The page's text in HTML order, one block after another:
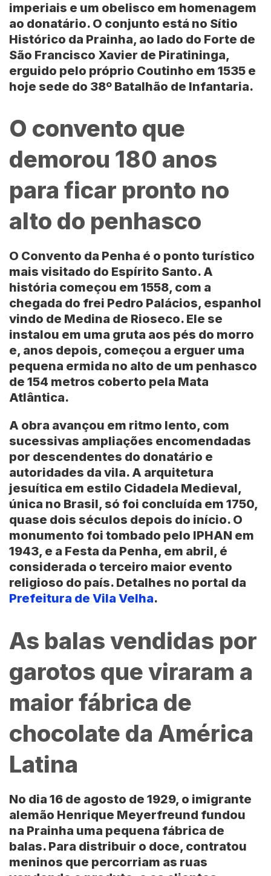
imperiais e um obelisco em homenagem
ao donatário. O conjunto está no Sítio
Histórico da Prainha, ao lado do Forte de
São Francisco Xavier de Piratininga,
erguido pelo próprio Coutinho em 1535 e
hoje sede do 38º Batalhão de Infantaria.
O convento que
demorou 180 anos
para ficar pronto no
alto do penhasco
O Convento da Penha é o ponto turístico
mais visitado do Espírito Santo. A
história começou em 1558, com a
chegada do frei Pedro Palácios, espanhol
vindo de Medina de Rioseco. Ele se
instalou em uma gruta aos pés do morro
e, anos depois, começou a erguer uma
pequena ermida no alto de um penhasco
de 154 metros coberto pela Mata
Atlântica.
A obra avançou em ritmo lento, com
sucessivas ampliações encomendadas
por descendentes do donatário e
autoridades da vila. A arquitetura
jesuítica em estilo Cidadela Medieval,
única no Brasil, só foi concluída em 1750,
quase dois séculos depois do início. O
monumento foi tombado pelo IPHAN em
1943, e a Festa da Penha, em abril, é
considerada o terceiro maior evento
religioso do país. Detalhes no portal da
Prefeitura de Vila Velha.
As balas vendidas por
garotos que viraram a
maior fábrica de
chocolate da América
Latina
No dia 16 de agosto de 1929, o imigrante
alemão Henrique Meyerfreund fundou
na Prainha uma pequena fábrica de
balas. Para distribuir o doce, contratou
meninos que percorriam as ruas